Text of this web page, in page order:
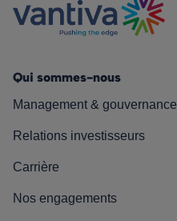
Qui sommes-nous
Management & gouvernance
Relations investisseurs
Carrière
Nos engagements